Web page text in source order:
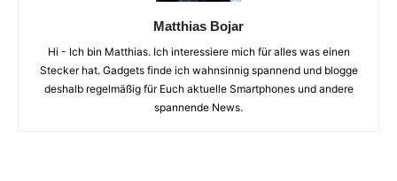
Matthias Bojar
Hi - Ich bin Matthias. Ich interessiere mich für alles was einen
Stecker hat. Gadgets finde ich wahnsinnig spannend und blogge
deshalb regelmäßig für Euch aktuelle Smartphones und andere
spannende News.